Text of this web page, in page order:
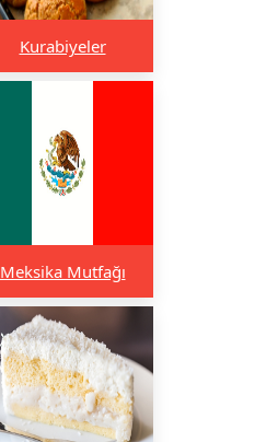
Kurabiyeler
Meksika Mutfağı